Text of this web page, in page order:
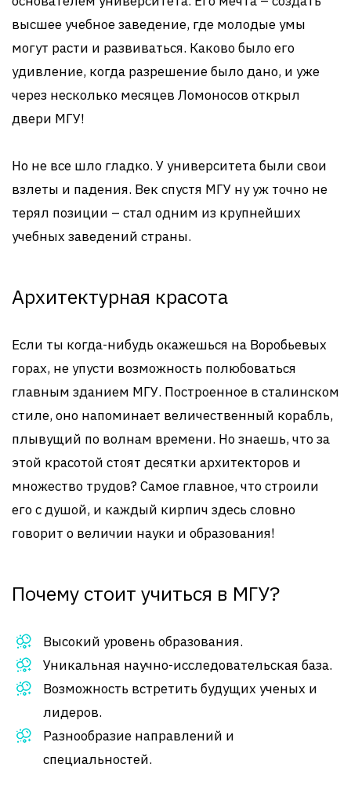
высшее учебное заведение, где молодые умы
могут расти и развиваться. Каково было его
удивление, когда разрешение было дано, и уже
через несколько месяцев Ломоносов открыл
двери МГУ!
Но не все шло гладко. У университета были свои
взлеты и падения. Век спустя MГУ ну уж точно не
терял позиции – стал одним из крупнейших
учебных заведений страны.
Архитектурная красота
Если ты когда-нибудь окажешься на Воробьевых
горах, не упусти возможность полюбоваться
главным зданием МГУ. Построенное в сталинском
стиле, оно напоминает величественный корабль,
плывущий по волнам времени. Но знаешь, что за
этой красотой стоят десятки архитекторов и
множество трудов? Самое главное, что строили
его с душой, и каждый кирпич здесь словно
говорит о величии науки и образования!
Почему стоит учиться в МГУ?
Высокий уровень образования.
Уникальная научно-исследовательская база.
Возможность встретить будущих ученых и
лидеров.
Разнообразие направлений и
специальностей.